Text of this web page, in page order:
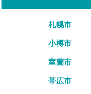
札幌市
小樽市
室蘭市
帯広市